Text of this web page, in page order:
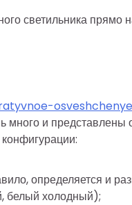
светильника прямо
много и
определяется и
белый холодный);